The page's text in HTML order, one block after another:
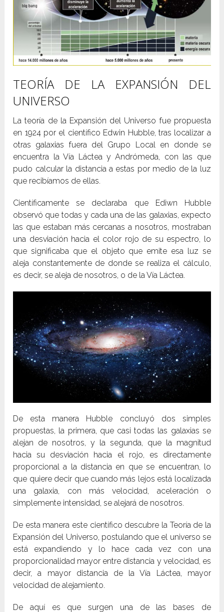
TEORÍA DE LA EXPANSIÓN DEL
UNIVERSO
La teoría de la Expansión del Universo fue propuesta
en 1924 por el científico Edwin Hubble, tras localizar a
otras galaxias fuera del Grupo Local en donde se
encuentra la Vía Láctea y Andrómeda, con las que
pudo calcular la distancia a estas por medio de la luz
que recibíamos de ellas.
Científicamente se declaraba que Ediwn Hubble
observó que todas y cada una de las galaxias, expecto
las que estaban más cercanas a nosotros, mostraban
una desviación hacia el color rojo de su espectro, lo
que significaba que el objeto que emite esa luz se
aleja constantemente de donde se realiza el cálculo,
es decir, se aleja de nosotros, o de la Vía Láctea.
De esta manera Hubble concluyó dos simples
propuestas, la primera, que casi todas las galaxias se
alejan de nosotros, y la segunda, que la magnitud
hacia su desviación hacia el rojo, es directamente
proporcional a la distancia en que se encuentran, lo
que quiere decir que cuando más lejos está localizada
una galaxia, con más velocidad, aceleración o
simplemente intensidad, se alejará de nosotros.
De esta manera este científico descubre la Teoría de la
Expansión del Universo, postulando que el universo se
está expandiendo y lo hace cada vez con una
proporcionalidad mayor entre distancia y velocidad, es
decir, a mayor distancia de la Vía Láctea, mayor
velocidad de alejamiento.
De aquí es que surgen una de las bases de